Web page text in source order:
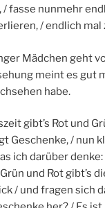
/ fasse nunmehr
/ endlich mal
Mädchen geht
meint es gut
habe.
gibt’s Rot und
Geschenke, / nun
ich darüber
und Rot gibt’s
/ und fragen sich